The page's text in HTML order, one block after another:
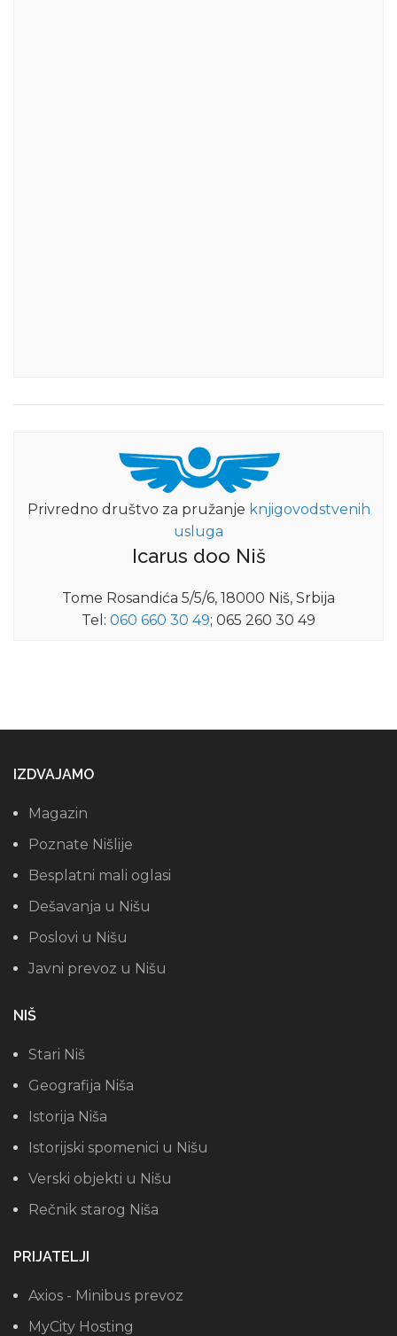
Privredno društvo za pružanje knjigovodstvenih
usluga
Icarus doo Niš
Tome Rosandića 5/5/6, 18000 Niš, Srbija
Tel: 060 660 30 49; 065 260 30 49
IZDVAJAMO
Magazin
Poznate Nišlije
Besplatni mali oglasi
Dešavanja u Nišu
Poslovi u Nišu
Javni prevoz u Nišu
NIŠ
Stari Niš
Geografija Niša
Istorija Niša
Istorijski spomenici u Nišu
Verski objekti u Nišu
Rečnik starog Niša
PRIJATELJI
Axios - Minibus prevoz
MyCity Hosting